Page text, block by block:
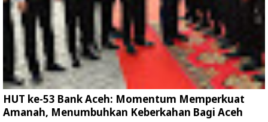
HUT ke-53 Bank Aceh: Momentum Memperkuat
Amanah, Menumbuhkan Keberkahan Bagi Aceh